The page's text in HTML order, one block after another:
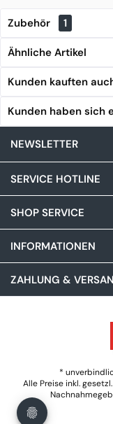
Zubehör 1
Ähnliche Artikel
Kunden kauften
Kunden haben sich
NEWSLETTER
SERVICE HOTLINE
SHOP SERVICE
INFORMATIONEN
ZAHLUNG &
*
Alle Preise inkl.